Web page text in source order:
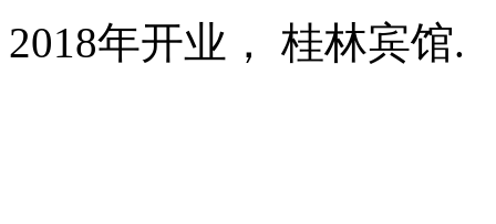
2018年开业， 桂林宾